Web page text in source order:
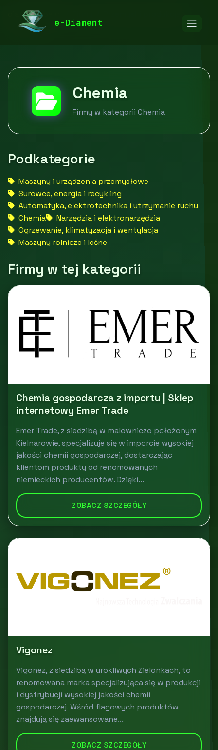
e-Diament
diamentspa.pl
Chemia
Chemia
Firmy w kategorii Chemia
Podkategorie
Maszyny i urządzenia przemysłowe
Surowce, energia i recykling
Automatyka, elektrotechnika i utrzymanie ruchu
Chemia
Narzędzia i elektronarzędzia
Ogrzewanie, klimatyzacja i wentylacja
Maszyny rolnicze i leśne
Firmy w tej kategorii
Chemia gospodarcza z importu | Sklep
internetowy Emer Trade
Emer Trade, z siedzibą w malowniczo położonym
Kielnarowie, specjalizuje się w imporcie wysokiej
jakości chemii gospodarczej, dostarczając
klientom produkty od renomowanych
niemieckich producentów. Dzięki...
ZOBACZ SZCZEGÓŁY
Vigonez
Vigonez, z siedzibą w urokliwych Zielonkach, to
renomowana marka specjalizująca się w produkcji
i dystrybucji wysokiej jakości chemii
gospodarczej. Wśród flagowych produktów
znajdują się zaawansowane...
ZOBACZ SZCZEGÓŁY